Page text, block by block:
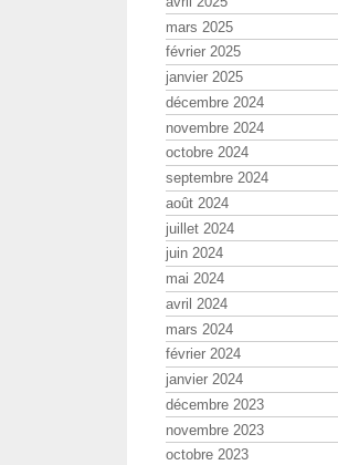
mars 2025
février 2025
janvier 2025
décembre 2024
novembre 2024
octobre 2024
septembre 2024
août 2024
juillet 2024
juin 2024
mai 2024
avril 2024
mars 2024
février 2024
janvier 2024
décembre 2023
novembre 2023
octobre 2023